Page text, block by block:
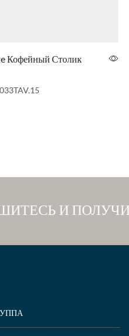
Кофейный Столик
033TAV.15
И